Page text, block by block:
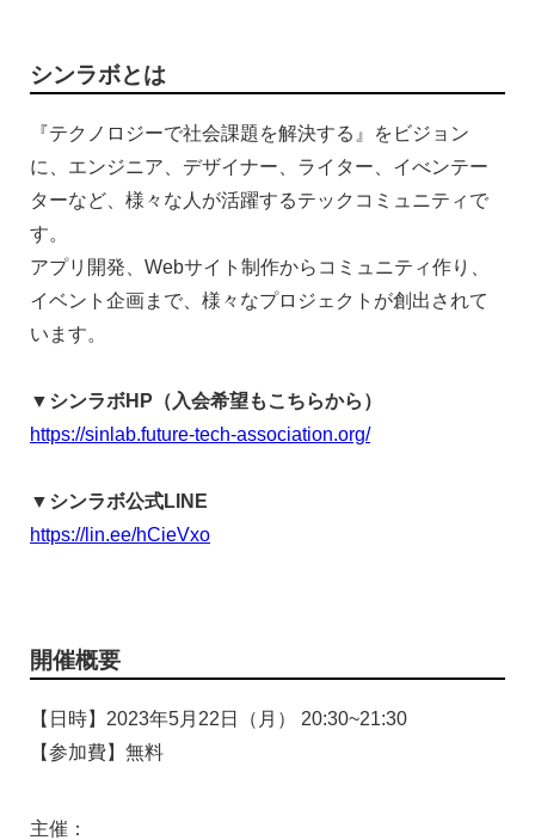
シンラボとは
『テクノロジーで社会課題を解決する』をビジョン
に、エンジニア、デザイナー、ライター、イべンテー
ターなど、様々な人が活躍するテックコミュニティで
す。
アプリ開発、Webサイト制作からコミュニティ作り、
イベント企画まで、様々なプロジェクトが創出されて
います。
▼シンラボHP（入会希望もこちらから）
https://sinlab.future-tech-association.org/
▼シンラボ公式LINE
https://lin.ee/hCieVxo
開催概要
【日時】2023年5月22日（月） 20:30~21:30
【参加費】無料
主催：